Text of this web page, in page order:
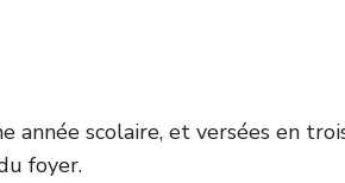
année scolaire, et versées en
foyer.